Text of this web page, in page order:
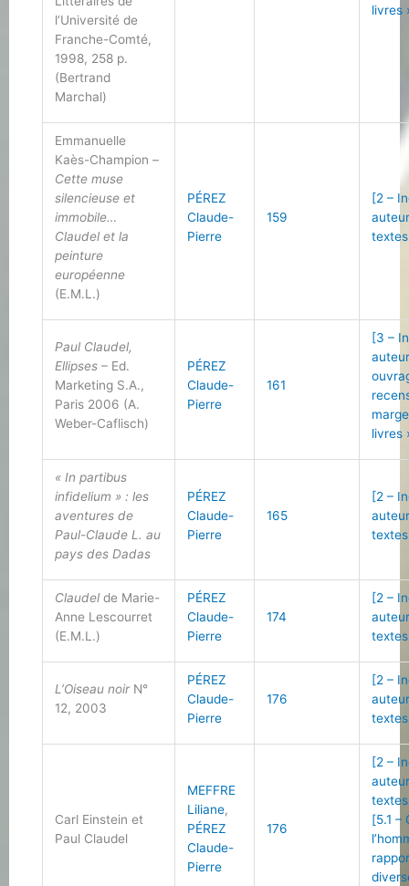
l’Université de
Franche-Comté,
1998, 258 p.
(Bertrand
Marchal)
livres
Emmanuelle
Kaès-Champion –
Cette muse
silencieuse et
immobile…
Claudel et la
peinture
européenne
(E.M.L.)
PÉREZ
Claude-
Pierre
159
[2 –
Paul Claudel,
Ellipses – Ed.
Marketing S.A.,
Paris 2006 (A.
Weber-Caflisch)
PÉREZ
Claude-
Pierre
161
[3 –
livres
« In partibus
infidelium » : les
aventures de
Paul-Claude L. au
pays des Dadas
PÉREZ
Claude-
Pierre
165
[2 –
Claudelde Marie-
Anne Lescourret
(E.M.L.)
PÉREZ
Claude-
Pierre
174
[2 –
L’Oiseau noirN°
12, 2003
PÉREZ
Claude-
Pierre
176
[2 –
Carl Einstein et
Paul Claudel
MEFFRE
Liliane,
PÉREZ
Claude-
Pierre
176
[2 –
[5.1 –